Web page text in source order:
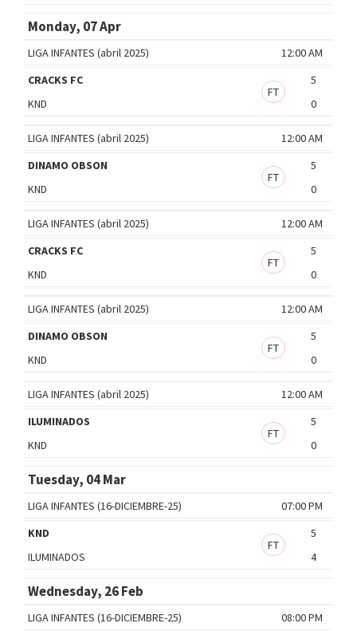
Monday, 07 Apr
12:00 AM
LIGA INFANTES (abril 2025)
CRACKS FC
5
FT
KND
0
12:00 AM
LIGA INFANTES (abril 2025)
DINAMO OBSON
5
FT
KND
0
12:00 AM
LIGA INFANTES (abril 2025)
CRACKS FC
5
FT
KND
0
12:00 AM
LIGA INFANTES (abril 2025)
DINAMO OBSON
5
FT
KND
0
12:00 AM
LIGA INFANTES (abril 2025)
ILUMINADOS
5
FT
KND
0
Tuesday, 04 Mar
07:00 PM
LIGA INFANTES (16-DICIEMBRE-25)
KND
5
FT
ILUMINADOS
4
Wednesday, 26 Feb
08:00 PM
LIGA INFANTES (16-DICIEMBRE-25)